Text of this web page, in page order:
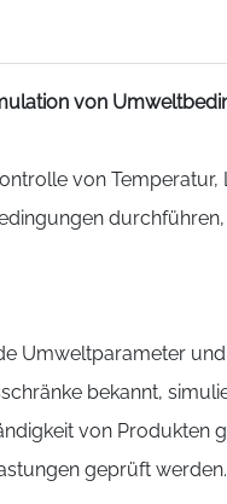
von
von
Umweltparameter
bekannt,
von Produkten
geprüft werden.